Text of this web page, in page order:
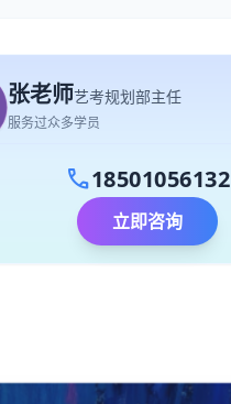
张老师艺考规划部主任
服务过众多学员
call18501056132
立即咨询